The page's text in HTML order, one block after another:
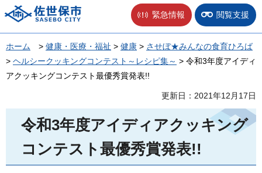
佐世保市 緊急情報 閲覧支援
ホーム > 健康・医療・福祉 > 健康 > させぼ★みんなの食育ひろば
> ヘルシークッキングコンテスト～レシピ集～ > 令和3年度アイディ
アクッキングコンテスト最優秀賞発表!!
更新日：2021年12月17日
令和3年度アイディアクッキング
コンテスト最優秀賞発表!!